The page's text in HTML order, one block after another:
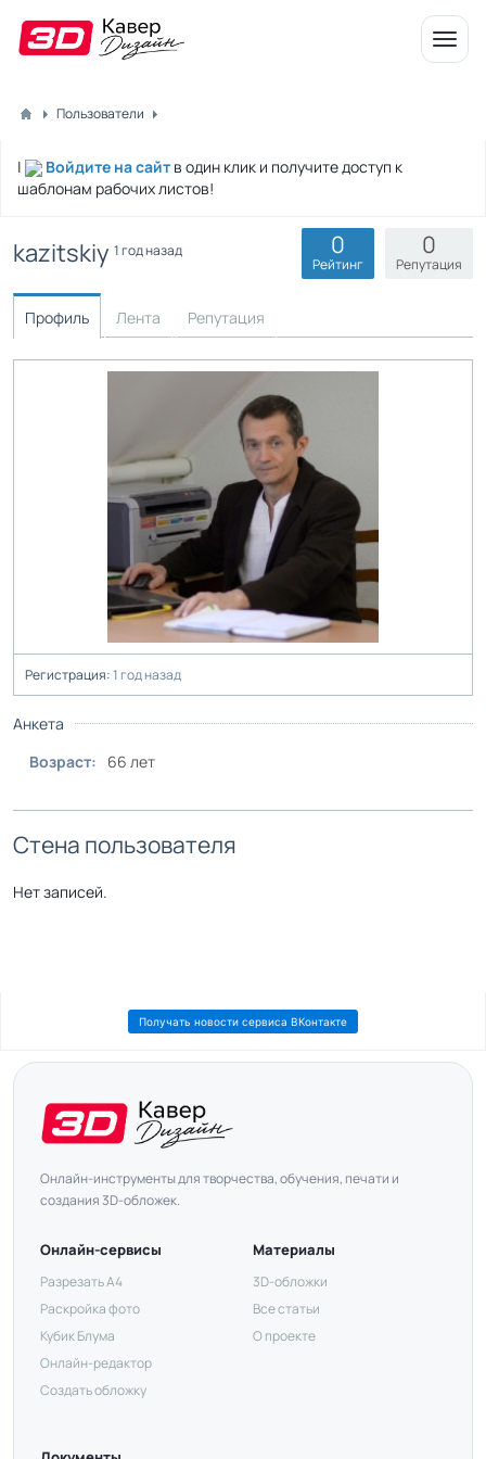
Пользователи
| Войдите на сайт в один клик и получите доступ к
шаблонам рабочих листов!
kazitskiy 1 год назад 0
Репутация
0
Рейтинг
Профиль Лента Репутация
Регистрация:1 год назад
Анкета
Возраст:
66 лет
Стена пользователя
Нет записей.
Получать новости сервиса ВКонтакте
Онлайн-инструменты для творчества, обучения, печати и
создания 3D-обложек.
Онлайн-сервисы
Разрезать А4
Раскройка фото
Кубик Блума
Онлайн-редактор
Создать обложку
Материалы
3D-обложки
Все статьи
О проекте